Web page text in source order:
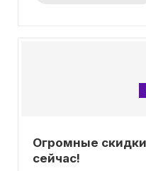
Огромные
сейчас!